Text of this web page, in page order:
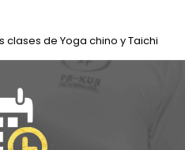
clases de Yoga chino y Taichi